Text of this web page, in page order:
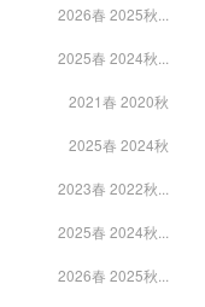
2026春 2025秋...
2025春 2024秋...
2021春 2020秋
2025春 2024秋
2023春 2022秋...
2025春 2024秋...
2026春 2025秋...